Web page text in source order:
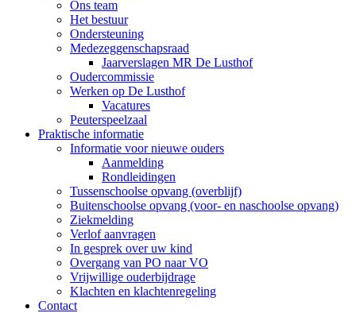
Ons team
Het bestuur
Ondersteuning
Medezeggenschapsraad
Jaarverslagen MR De Lusthof
Oudercommissie
Werken op De Lusthof
Vacatures
Peuterspeelzaal
Praktische informatie
Informatie voor nieuwe ouders
Aanmelding
Rondleidingen
Tussenschoolse opvang (overblijf)
Buitenschoolse opvang (voor- en naschoolse opvang)
Ziekmelding
Verlof aanvragen
In gesprek over uw kind
Overgang van PO naar VO
Vrijwillige ouderbijdrage
Klachten en klachtenregeling
Contact